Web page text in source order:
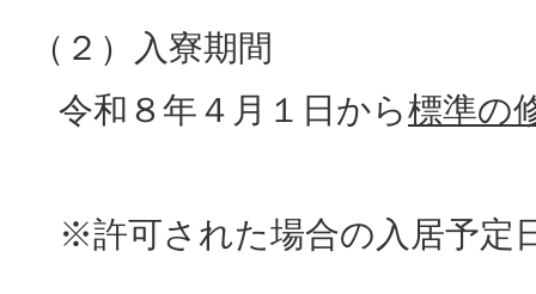
（２）入寮期間
令和８年４月１日から標準の
※許可された場合の入居予定